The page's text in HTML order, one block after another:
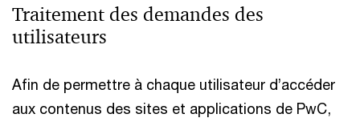
Traitement des demandes des
utilisateurs
Afin de permettre à chaque utilisateur d’accéder
aux contenus des sites et applications de PwC,